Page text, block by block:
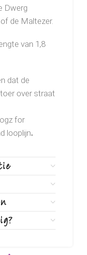
Dwerg
de Maltezer.
van 1,8
dat de
over straat
for
looplijn.